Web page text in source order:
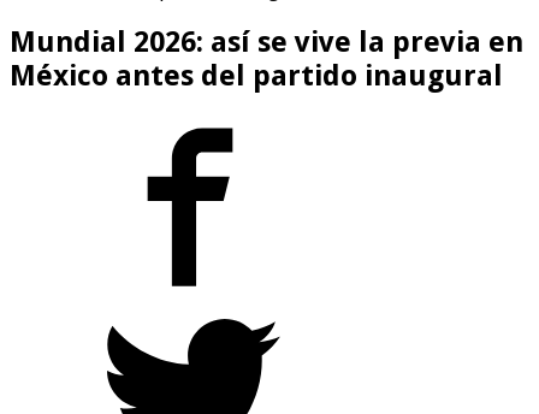
Mundial 2026: así se vive la previa en
México antes del partido inaugural